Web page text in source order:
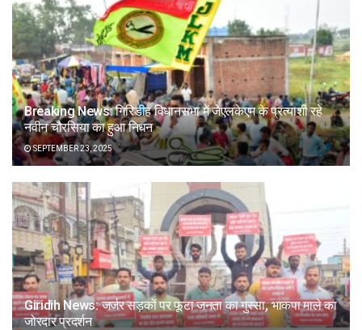
Breaking News: गिरिडीह विधानसभा में जेएलकेएम के प्रत्याशी रहे
नवीन चौरसिया का हुआ निधन
SEPTEMBER 23, 2025
Giridih News: जर्जर सड़कों पर फूटा जनता का गुस्सा, भाकपा माले का
जोरदार प्रदर्शन